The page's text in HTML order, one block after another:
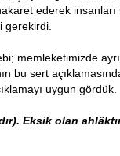
ederek
gerekirdi.
memleketimizde
bu sert
uygun gördük.
Eksik olan